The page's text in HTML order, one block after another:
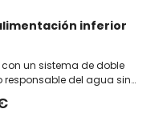
inferior
un sistema de doble
responsable del agua sin
inferior que
Fabricado en color